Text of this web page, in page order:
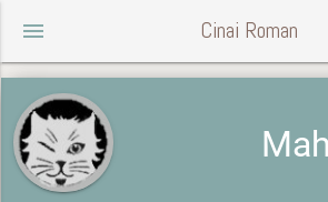
menu Cinai Roman